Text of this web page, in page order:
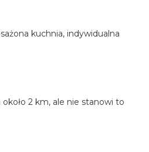
kuchnia, indywidualna
2 km, ale nie stanowi to